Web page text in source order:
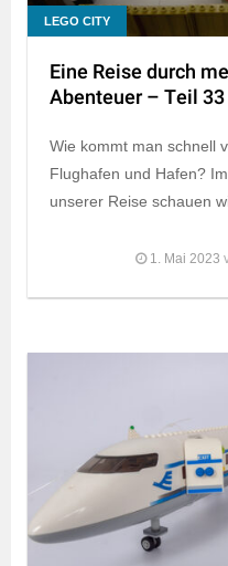
LEGO CITY
Eine Reise durch
Abenteuer – Teil 33
Wie kommt man schnell
Flughafen und Hafen?
unserer Reise schauen
1. Mai 2023